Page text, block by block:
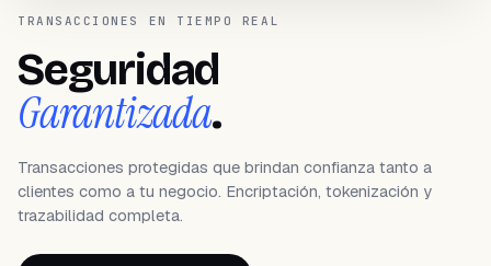
TRANSACCIONES EN TIEMPO REAL
Seguridad
Garantizada.
Transacciones protegidas que brindan confianza tanto a
clientes como a tu negocio. Encriptación, tokenización y
trazabilidad completa.